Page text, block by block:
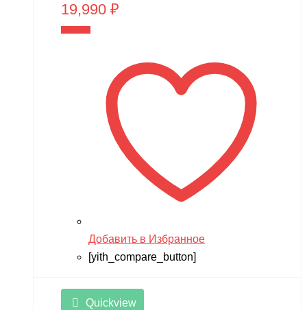
19,990 ₽
Добавить в Избранное
[yith_compare_button]
Quickview